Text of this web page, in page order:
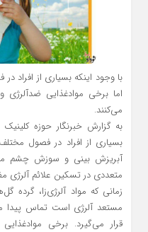
با وجود اینکه بسیاری از
اما برخی موادغذایی ضدآلرژی
می‌کنند.
به گزارش خبرنگار حوزه
بسیاری از افراد در فصول
آبریزش بینی و سوزش چشم می
متعددی در تسکین علائم آلرژی
زمانی که مواد آلرژی‌زا، گرده
مستعد آلرژی است تماس
قرار می‌گیرد. برخی